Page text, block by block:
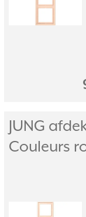
JUNG
Couleurs